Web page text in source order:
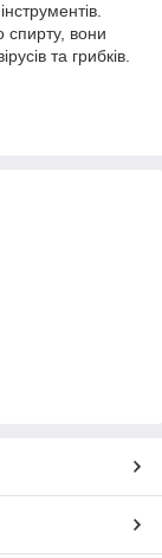
спирту, вони
та грибків.
для
– вдома, на
ризику
себе з нашого